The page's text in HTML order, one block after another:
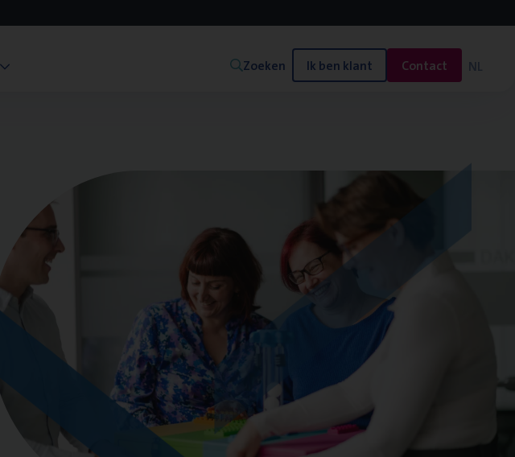
Zoeken Ik ben klant Contact NL